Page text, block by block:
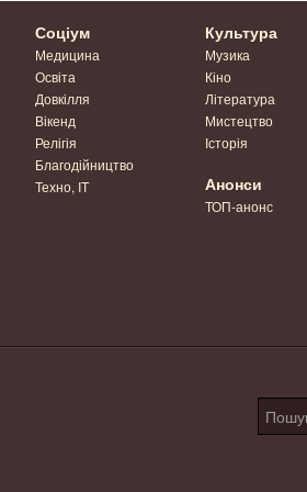
Соціум
Медицина
Освіта
Довкілля
Вікенд
Релігія
Благодійництво
Техно, IT
Культура
Музика
Кіно
Література
Мистецтво
Історія
Анонси
ТОП-анонс